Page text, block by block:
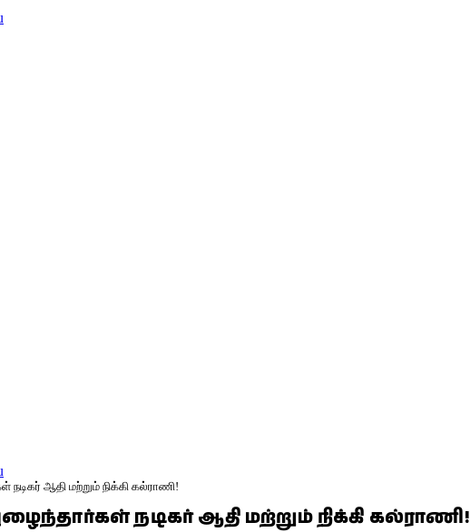
நடிகர் ஆதி மற்றும் நிக்கி கல்ராணி!
நடிகர் ஆதி மற்றும் நிக்கி கல்ராணி!